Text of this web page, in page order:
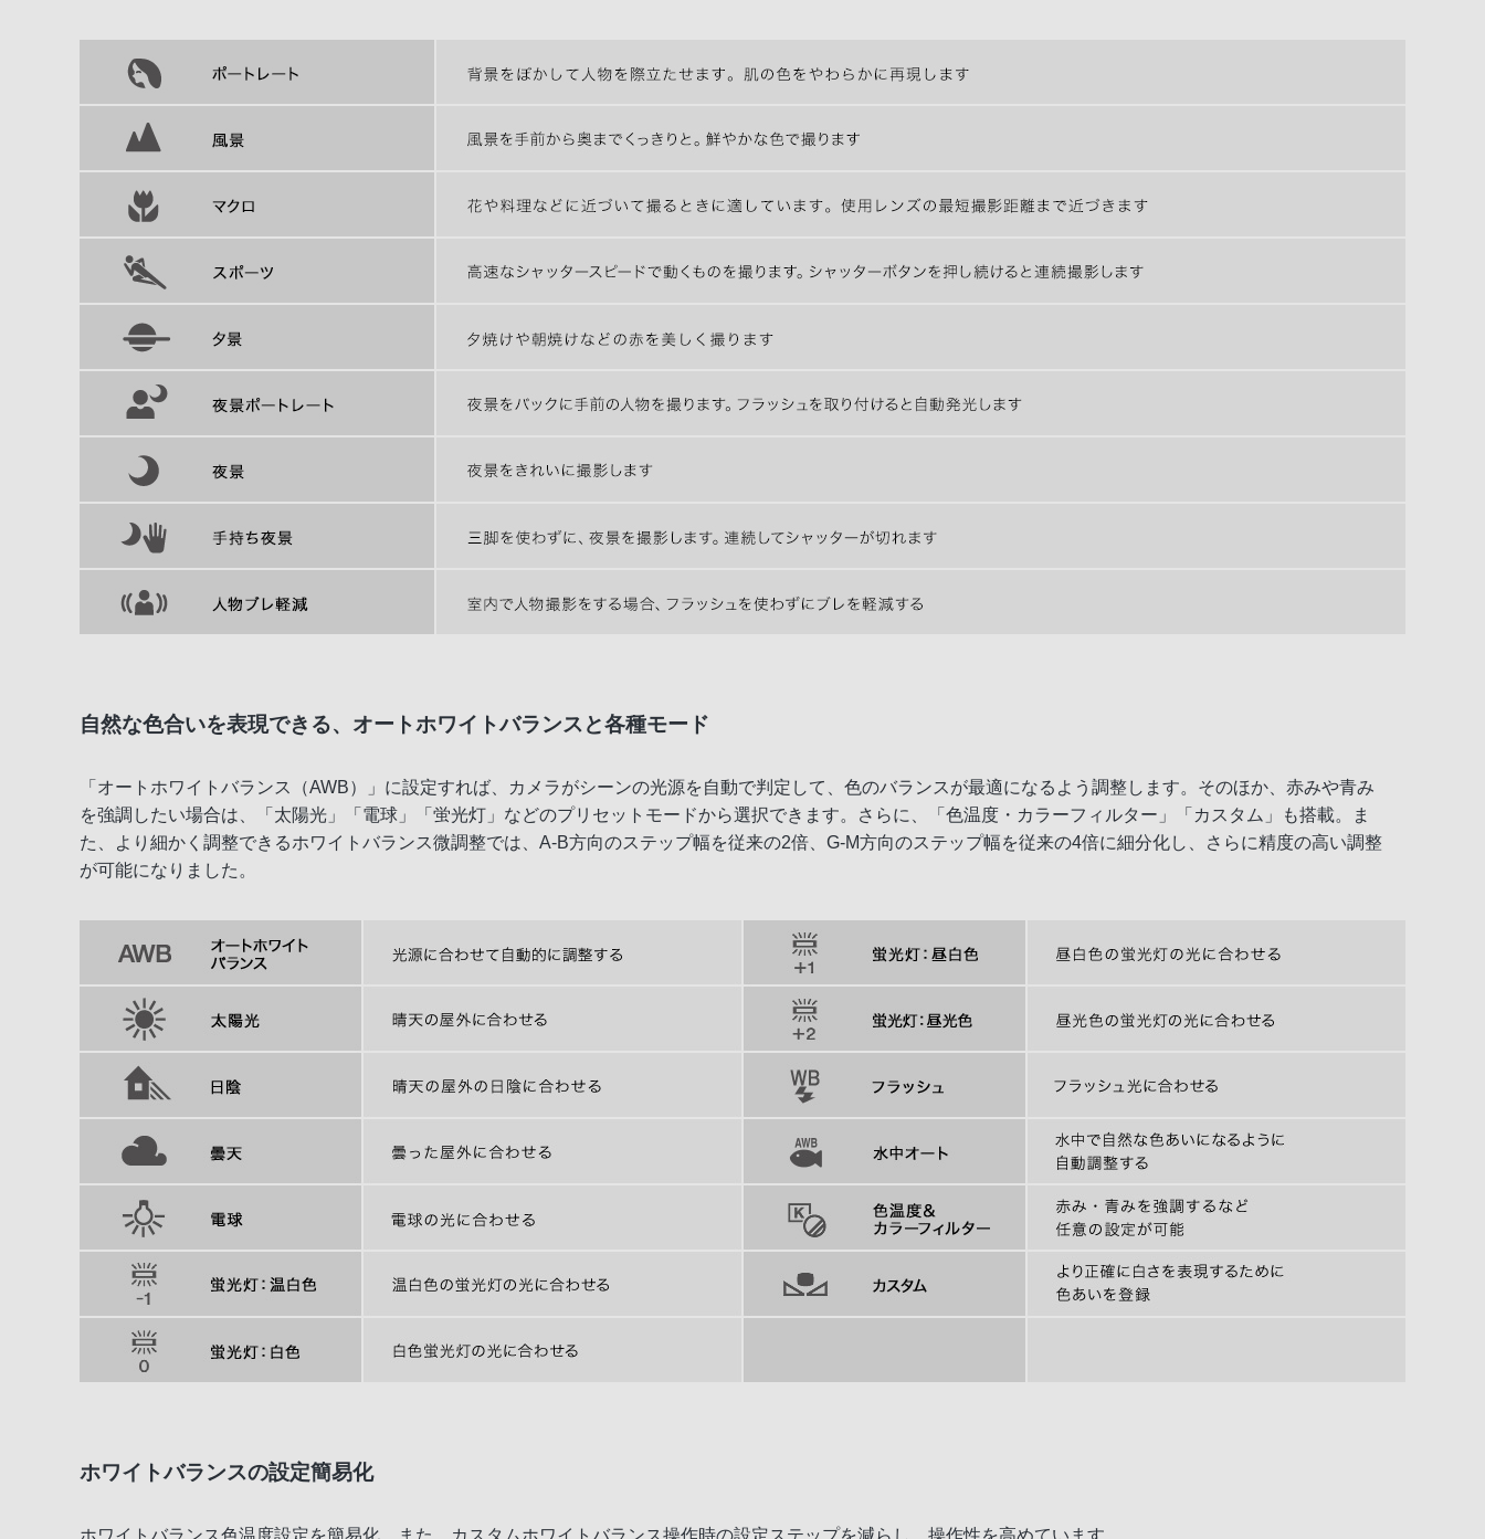
自然な色合いを表現できる、オートホワイトバランスと各種モード
「オートホワイトバランス（AWB）」に設定すれば、カメラがシーンの光源を自動で判定して、色のバランスが最適になるよう調整します。そのほか、赤みや青み
を強調したい場合は、「太陽光」「電球」「蛍光灯」などのプリセットモードから選択できます。さらに、「色温度・カラーフィルター」「カスタム」も搭載。ま
た、より細かく調整できるホワイトバランス微調整では、A-B方向のステップ幅を従来の2倍、G-M方向のステップ幅を従来の4倍に細分化し、さらに精度の高い調整
が可能になりました。
ホワイトバランスの設定簡易化
ホワイトバランス色温度設定を簡易化。また、カスタムホワイトバランス操作時の設定ステップを減らし、操作性を高めています。